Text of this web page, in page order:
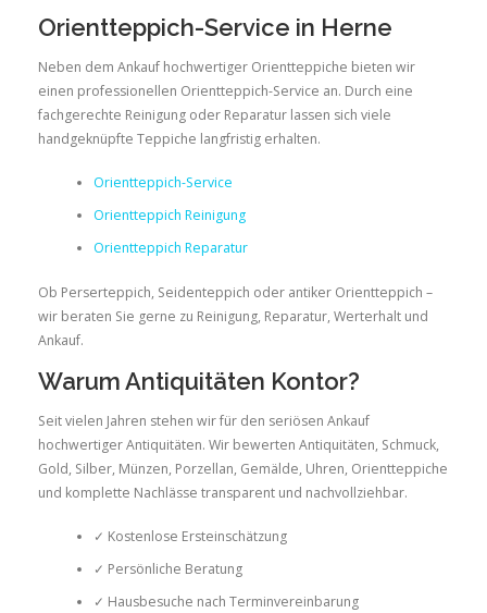
Orientteppich-Service in Herne
Neben dem Ankauf hochwertiger Orientteppiche bieten wir
einen professionellen Orientteppich-Service an. Durch eine
fachgerechte Reinigung oder Reparatur lassen sich viele
handgeknüpfte Teppiche langfristig erhalten.
Orientteppich-Service
Orientteppich Reinigung
Orientteppich Reparatur
Ob Perserteppich, Seidenteppich oder antiker Orientteppich –
wir beraten Sie gerne zu Reinigung, Reparatur, Werterhalt und
Ankauf.
Warum Antiquitäten Kontor?
Seit vielen Jahren stehen wir für den seriösen Ankauf
hochwertiger Antiquitäten. Wir bewerten Antiquitäten, Schmuck,
Gold, Silber, Münzen, Porzellan, Gemälde, Uhren, Orientteppiche
und komplette Nachlässe transparent und nachvollziehbar.
✓ Kostenlose Ersteinschätzung
✓ Persönliche Beratung
✓ Hausbesuche nach Terminvereinbarung